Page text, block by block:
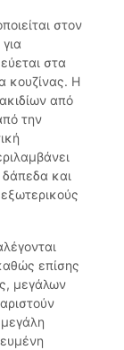
στον
στα
κουζίνας. Η
από
την
και
επίσης
μεγάλων